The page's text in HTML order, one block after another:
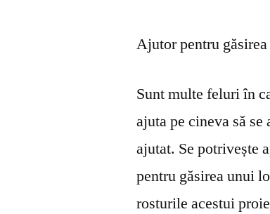
Ajutor pentru
Sunt multe feluri în
ajuta pe cineva să
ajutat. Se potrivește
pentru găsirea unui
rosturile acestui